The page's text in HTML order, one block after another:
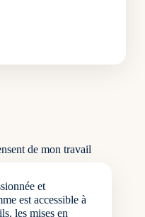
de mon travail
et
est accessible à
les mises en